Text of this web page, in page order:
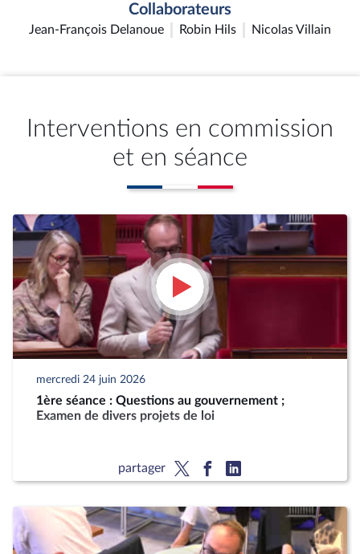
Collaborateurs
Jean-François Delanoue Robin Hils Nicolas Villain
Interventions en commission
et en séance
mercredi 24 juin 2026
1ère séance : Questions au gouvernement ;
Examen de divers projets de loi
partager